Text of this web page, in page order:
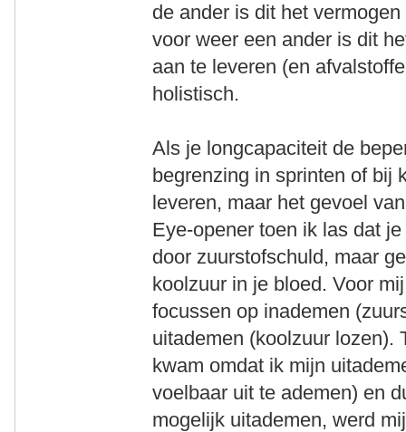
de ander is dit het
voor weer een ander is dit
aan te leveren (en
holistisch.
Als je longcapaciteit de
begrenzing in sprinten of bij
leveren, maar het gevoel
Eye-opener toen ik las dat
door zuurstofschuld, maar
koolzuur in je bloed. Voor
focussen op inademen
uitademen (koolzuur lozen).
kwam omdat ik mijn
voelbaar uit te ademen) en
mogelijk uitademen, werd